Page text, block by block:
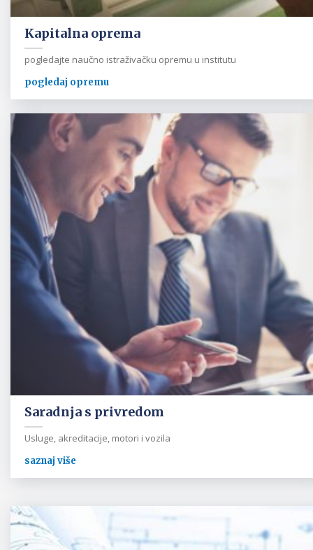
Kapitalna oprema
pogledajte naučno istraživačku opremu u institutu
pogledaj opremu
Saradnja s privredom
Usluge, akreditacije, motori i vozila
saznaj više